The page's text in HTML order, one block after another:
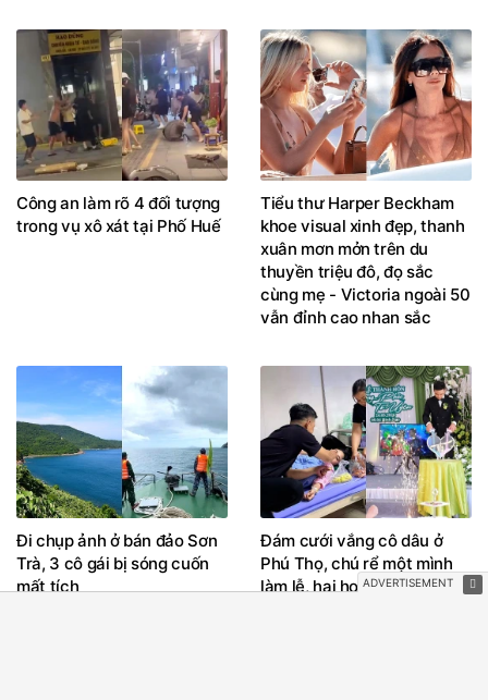
Công an làm rõ 4 đối tượng
trong vụ xô xát tại Phố Huế
Tiểu thư Harper Beckham
khoe visual xinh đẹp, thanh
xuân mơn mởn trên du
thuyền triệu đô, đọ sắc
cùng mẹ - Victoria ngoài 50
vẫn đỉnh cao nhan sắc
Đi chụp ảnh ở bán đảo Sơn
Trà, 3 cô gái bị sóng cuốn
mất tích
Đám cưới vắng cô dâu ở
Phú Thọ, chú rể một mình
làm lễ, hai họ khóc vì